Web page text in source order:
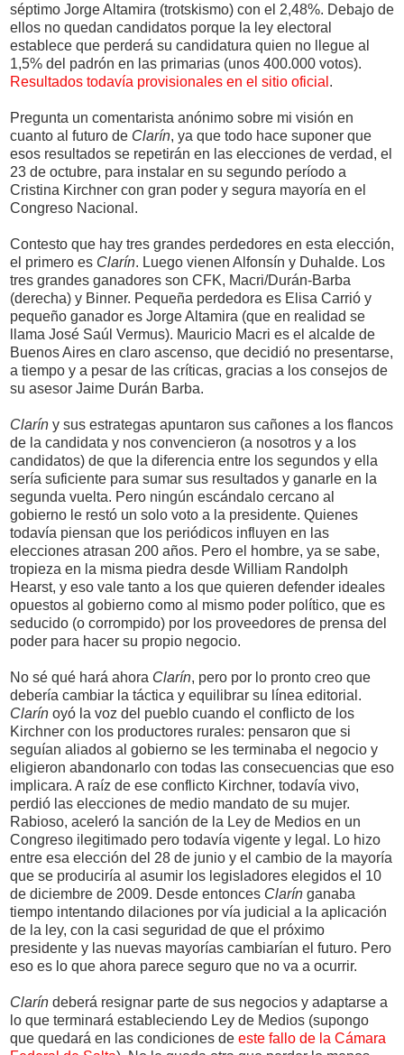
séptimo Jorge Altamira (trotskismo) con el 2,48%. Debajo de
ellos no quedan candidatos porque la ley electoral
establece que perderá su candidatura quien no llegue al
1,5% del padrón en las primarias (unos 400.000 votos).
Resultados todavía provisionales en el sitio oficial .
Pregunta un comentarista anónimo sobre mi visión en
cuanto al futuro de Clarín, ya que todo hace suponer que
esos resultados se repetirán en las elecciones de verdad, el
23 de octubre, para instalar en su segundo período a
Cristina Kirchner con gran poder y segura mayoría en el
Congreso Nacional.
Contesto que hay tres grandes perdedores en esta elección,
el primero es Clarín. Luego vienen Alfonsín y Duhalde. Los
tres grandes ganadores son CFK, Macri/Durán-Barba
(derecha) y Binner. Pequeña perdedora es Elisa Carrió y
pequeño ganador es Jorge Altamira (que en realidad se
llama José Saúl Vermus). Mauricio Macri es el alcalde de
Buenos Aires en claro ascenso, que decidió no presentarse,
a tiempo y a pesar de las críticas, gracias a los consejos de
su asesor Jaime Durán Barba.
Clarín y sus estrategas apuntaron sus cañones a los flancos
de la candidata y nos convencieron (a nosotros y a los
candidatos) de que la diferencia entre los segundos y ella
sería suficiente para sumar sus resultados y ganarle en la
segunda vuelta. Pero ningún escándalo cercano al
gobierno le restó un solo voto a la presidente. Quienes
todavía piensan que los periódicos influyen en las
elecciones atrasan 200 años. Pero el hombre, ya se sabe,
tropieza en la misma piedra desde William Randolph
Hearst, y eso vale tanto a los que quieren defender ideales
opuestos al gobierno como al mismo poder político, que es
seducido (o corrompido) por los proveedores de prensa del
poder para hacer su propio negocio.
No sé qué hará ahora Clarín, pero por lo pronto creo que
debería cambiar la táctica y equilibrar su línea editorial.
Clarín oyó la voz del pueblo cuando el conflicto de los
Kirchner con los productores rurales: pensaron que si
seguían aliados al gobierno se les terminaba el negocio y
eligieron abandonarlo con todas las consecuencias que eso
implicara. A raíz de ese conflicto Kirchner, todavía vivo,
perdió las elecciones de medio mandato de su mujer.
Rabioso, aceleró la sanción de la Ley de Medios en un
Congreso ilegitimado pero todavía vigente y legal. Lo hizo
entre esa elección del 28 de junio y el cambio de la mayoría
que se produciría al asumir los legisladores elegidos el 10
de diciembre de 2009. Desde entonces Clarín ganaba
tiempo intentando dilaciones por vía judicial a la aplicación
de la ley, con la casi seguridad de que el próximo
presidente y las nuevas mayorías cambiarían el futuro. Pero
eso es lo que ahora parece seguro que no va a ocurrir.
Clarín deberá resignar parte de sus negocios y adaptarse a
lo que terminará estableciendo Ley de Medios (supongo
que quedará en las condiciones de este fallo de la Cámara